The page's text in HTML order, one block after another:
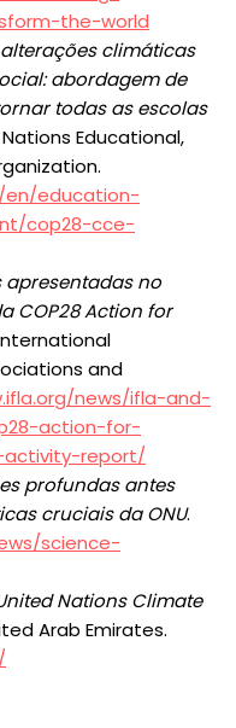
the-world
climáticas
abordagem de
todas as escolas
Educational,
en/education-
cop28-cce-
apresentadas no
COP28 Action for
and
news/ifla-and-
action-for-
report/
profundas antes
cruciais da ONU.
science-
Nations Climate
Arab Emirates.